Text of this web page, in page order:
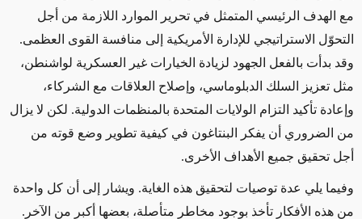
مع الهدف الرئيسي المتمثل في تحرير الموارد اللازمة من أجل
التحوّل الاستراتيجي للإدارة الأمريكية إلى منافسة القوى العظمى.
وقد بدأت بالفعل الجهود لزيادة الخيارات غير العسكرية لواشنطن،
مثل تعزيز السلك الدبلوماسي، وإصلاح العلاقات مع الشركاء،
وإعادة تأكيد التزام الولايات المتحدة بالمنظمات الدولية. لكن لا يزال
من الضروري أن يفكر البنتاغون في كيفية تطوير وضع قوته من
أجل تحقيق جميع الأهداف الأخرى.
وفيما يلي عدة توصيات لتحقيق هذه الغاية. ويشار إلى أن كل واحدة
من هذه الأفكار تأخذ بوجود مخاطر متأصلة، بعضها أكبر من الآخر.